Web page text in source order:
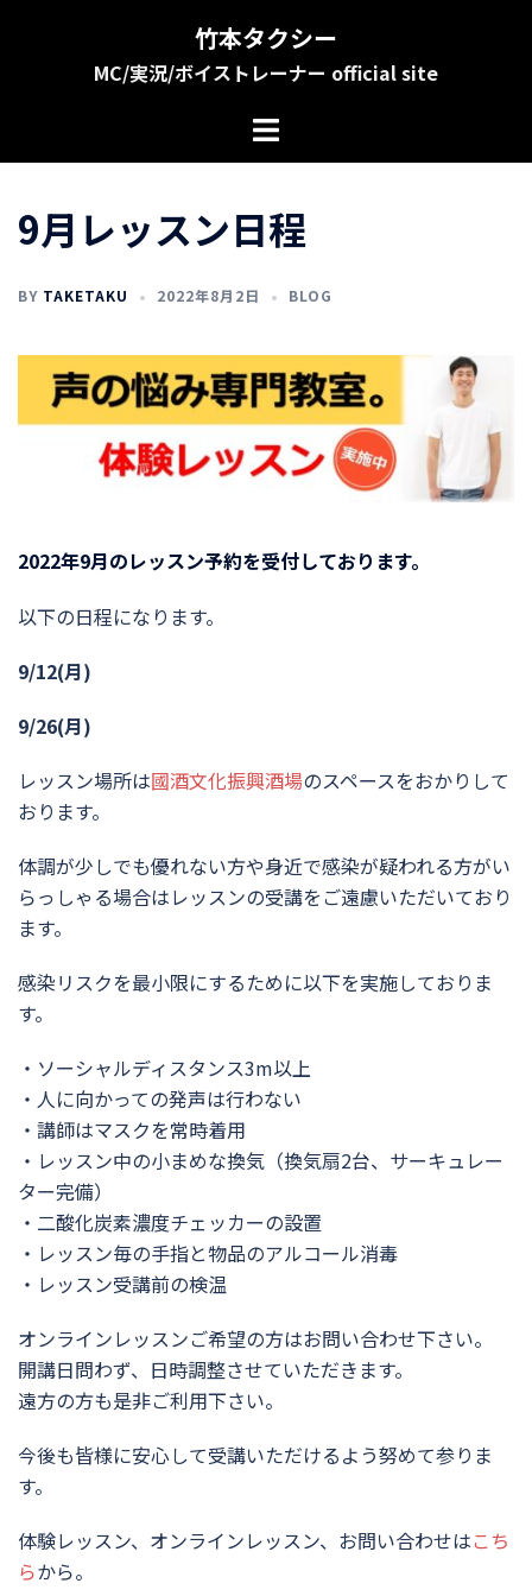
へ
竹本タクシー
MC/実況/ボイストレーナー official site
9月レッスン日程
BY TAKETAKU 2022年8月2日 BLOG
2022年9月のレッスン予約を受付しております。
以下の日程になります。
9/12(月)
9/26(月)
レッスン場所は國酒文化振興酒場のスペースをおかりして
おります。
体調が少しでも優れない方や身近で感染が疑われる方がい
らっしゃる場合はレッスンの受講をご遠慮いただいており
ます。
感染リスクを最小限にするために以下を実施しておりま
す。
・ソーシャルディスタンス3m以上
・人に向かっての発声は行わない
・講師はマスクを常時着用
・レッスン中の小まめな換気（換気扇2台、サーキュレー
ター完備）
・二酸化炭素濃度チェッカーの設置
・レッスン毎の手指と物品のアルコール消毒
・レッスン受講前の検温
オンラインレッスンご希望の方はお問い合わせ下さい。
開講日問わず、日時調整させていただきます。
遠方の方も是非ご利用下さい。
今後も皆様に安心して受講いただけるよう努めて参りま
す。
体験レッスン、オンラインレッスン、お問い合わせはこち
らから。